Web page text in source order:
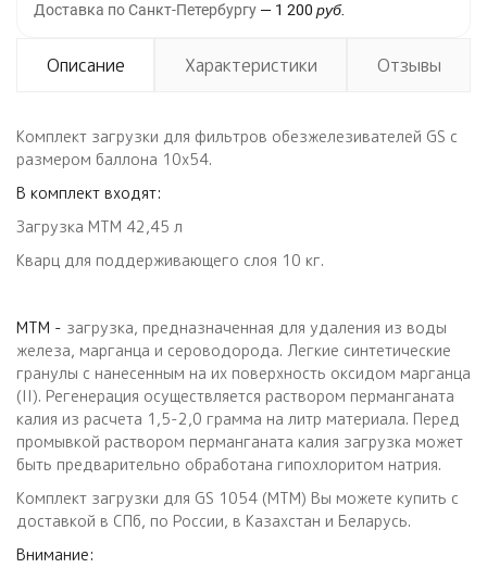
Доставка по Санкт-Петербургу 1 200 руб.
Описание Характеристики Отзывы
Комплект загрузки для фильтров обезжелезивателей GS с
размером баллона 10х54.
В комплект входят:
Загрузка МТМ 42,45 л
Кварц для поддерживающего слоя 10 кг.
МТМ - загрузка, предназначенная для удаления из воды
железа, марганца и сероводорода. Легкие синтетические
гранулы с нанесенным на их поверхность оксидом марганца
(II). Регенерация осуществляется раствором перманганата
калия из расчета 1,5-2,0 грамма на литр материала. Перед
промывкой раствором перманганата калия загрузка может
быть предварительно обработана гипохлоритом натрия.
Комплект загрузки для GS 1054 (MTM) Вы можете купить с
доставкой в СПб, по России, в Казахстан и Беларусь.
Внимание: